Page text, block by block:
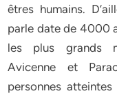
êtres humains.
parle date de 4000
les plus grands
Avicenne et
personnes